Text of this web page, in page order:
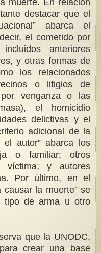
muerte. En relación
destacar que el
abarca el
el cometido por
anteriores
y otras formas de
los relacionados
o litigios de
venganza o las
el homicidio
delictivas y el
adicional de la
autor” abarca los
o familiar; otros
víctima; y autores
Por último, en el
causar la muerte” se
tipo de arma u otro
que la UNODC,
crear una base